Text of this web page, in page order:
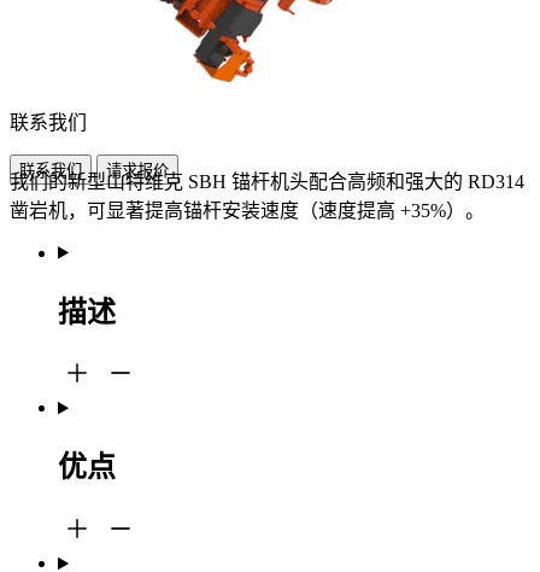
联系我们
联系我们 请求报价
我们的新型山特维克 SBH 锚杆机头配合高频和强大的 RD314
凿岩机，可显著提高锚杆安装速度（速度提高 +35%）。
描述
优点